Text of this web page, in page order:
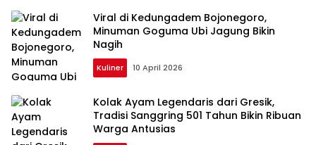
Viral di Kedungadem Bojonegoro,
Minuman Goguma Ubi Jagung Bikin
Nagih
Kuliner 10 April 2026
Kolak Ayam Legendaris dari Gresik,
Tradisi Sanggring 501 Tahun Bikin Ribuan
Warga Antusias